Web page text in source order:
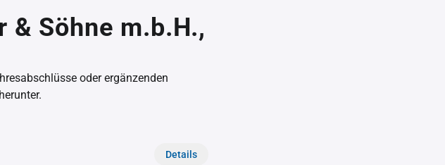
Söhne m.b.H.,
oder ergänzenden
Details